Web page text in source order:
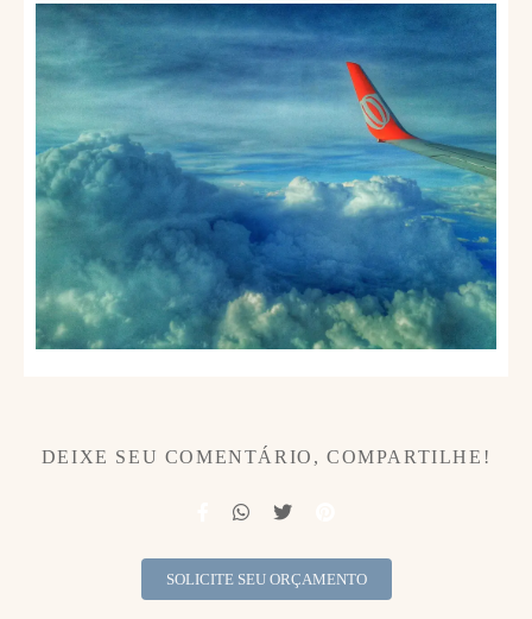
DEIXE SEU COMENTÁRIO, COMPARTILHE!
SOLICITE SEU ORÇAMENTO